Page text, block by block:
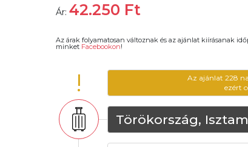
Ár: 42.250 Ft
Az árak folyamatosan változnak és az ajánlat kiírásanak
minket Facebookon!
!
Az ajánlat 228
ezért
Törökország,